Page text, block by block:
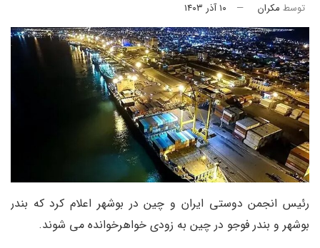
توسط مکران ۱۰ آذر ۱۴۰۳
رئیس انجمن دوستی ایران و چین در بوشهر اعلام کرد که بندر
بوشهر و بندر فوجو در چین به زودی خواهرخوانده می شوند.